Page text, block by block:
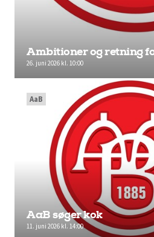
Ambitioner og retning
26. juni 2026 kl. 10:00
AaB søger kok
11. juni 2026 kl. 14:00
AaB